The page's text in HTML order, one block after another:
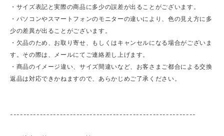
・サイズ表記と実際の商品に多少の誤差が出ることがございます。
・パソコンやスマートフォンのモニターの違いにより、色の見え方に多
少の差異が出ることがございます。
・欠品のため、お取り寄せ、もしくはキャンセルになる場合がございま
す。その際は、メールにてご連絡差し上げます。
・商品のイメージ違い、サイズ間違いなど、お客さまご都合による交換
返品は対応できかねますので、あらかじめご了承ください。
--------------------------------------------------------